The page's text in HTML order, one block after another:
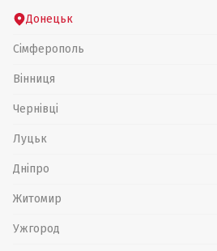
Донецьк
Сімферополь
Вінниця
Чернівці
Луцьк
Дніпро
Житомир
Ужгород